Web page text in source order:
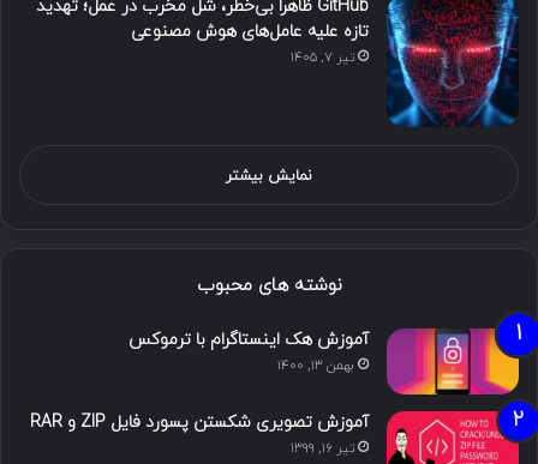
GitHub ظاهراً بی‌خطر، شل مخرب در عمل؛ تهدید
تازه علیه عامل‌های هوش مصنوعی
تیر ۷, ۱۴۰۵
نمایش بیشتر
نوشته های محبوب
آموزش هک اینستاگرام با ترموکس
بهمن ۱۳, ۱۴۰۰
آموزش تصویری شکستن پسورد فایل ZIP و RAR
تیر ۱۶, ۱۳۹۹